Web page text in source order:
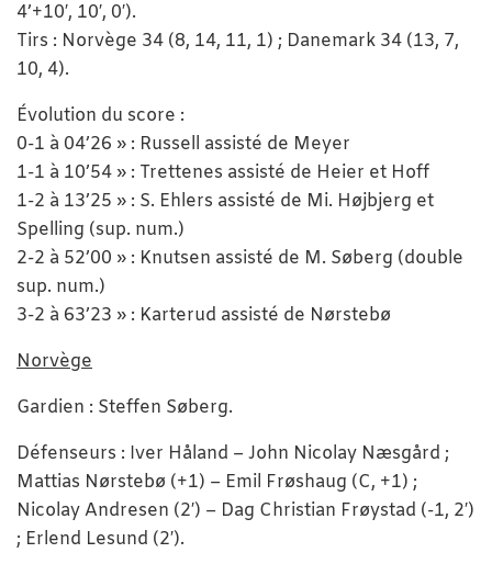
4’+10′, 10′, 0′).
Tirs : Norvège 34 (8, 14, 11, 1) ; Danemark 34 (13, 7,
10, 4).
Évolution du score :
0-1 à 04’26 » : Russell assisté de Meyer
1-1 à 10’54 » : Trettenes assisté de Heier et Hoff
1-2 à 13’25 » : S. Ehlers assisté de Mi. Højbjerg et
Spelling (sup. num.)
2-2 à 52’00 » : Knutsen assisté de M. Søberg (double
sup. num.)
3-2 à 63’23 » : Karterud assisté de Nørstebø
Norvège
Gardien : Steffen Søberg.
Défenseurs : Iver Håland – John Nicolay Næsgård ;
Mattias Nørstebø (+1) – Emil Frøshaug (C, +1) ;
Nicolay Andresen (2′) – Dag Christian Frøystad (-1, 2′)
; Erlend Lesund (2′).